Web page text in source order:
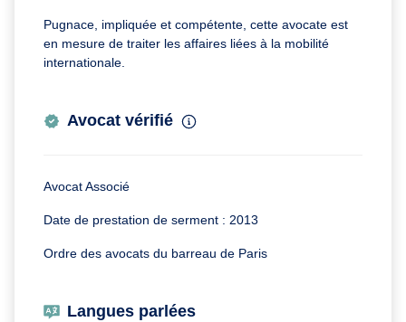
Pugnace, impliquée et compétente, cette avocate est
en mesure de traiter les affaires liées à la mobilité
internationale.
Avocat vérifié
Avocat Associé
Date de prestation de serment : 2013
Ordre des avocats du barreau de Paris
Langues parlées